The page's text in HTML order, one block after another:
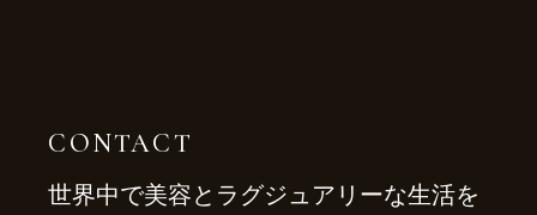
CONTACT
世界中で美容とラグジュアリーな生活を